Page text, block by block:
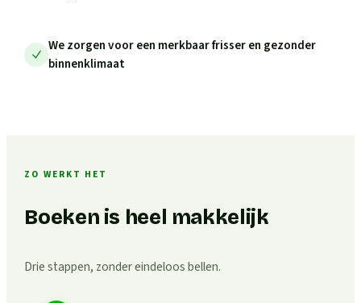
We zorgen voor een merkbaar frisser en gezonder
binnenklimaat
ZO WERKT HET
Boeken is heel makkelijk
Drie stappen, zonder eindeloos bellen.